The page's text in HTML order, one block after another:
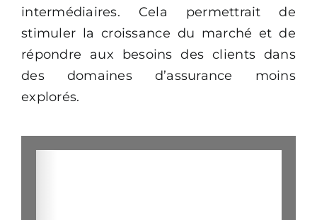
intermédiaires. Cela permettrait de
stimuler la croissance du marché et de
répondre aux besoins des clients dans
des domaines d’assurance moins
explorés.